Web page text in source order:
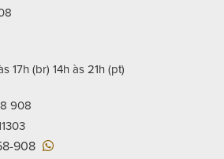
17h (br) 14h às 21h (pt)
908
908